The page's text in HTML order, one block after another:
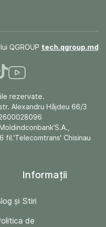
QGROUP tech.qgroup.md
rezervate.
Alexandru Hâjdeu 66/3
fil.'Telecomtrans' Chisinau
Informații
și Stiri
de